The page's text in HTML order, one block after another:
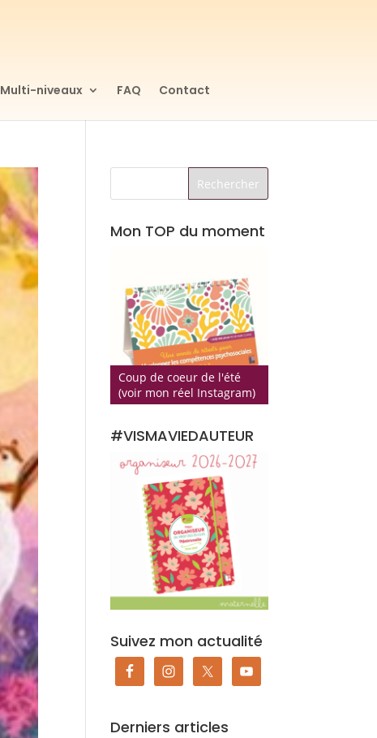
Multi-niveaux FAQ Contact
Mon TOP du moment
Coup de coeur de l'été
(voir mon réel Instagram)
#VISMAVIEDAUTEUR
Suivez mon actualité
Derniers articles